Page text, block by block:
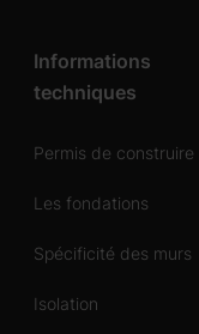
Informations
techniques
Permis de construire
Les fondations
Spécificité des murs
Isolation